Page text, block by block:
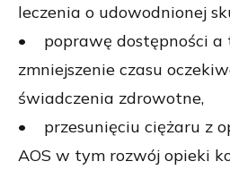
leczenia o udowodnionej
• poprawę dostępności a
zmniejszenie czasu
świadczenia zdrowotne,
• przesunięciu ciężaru z
AOS w tym rozwój opieki